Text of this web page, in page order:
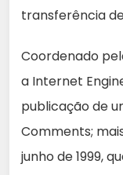
transferência
Coordenado
a Internet
publicação de
Comments;
junho de 1999,